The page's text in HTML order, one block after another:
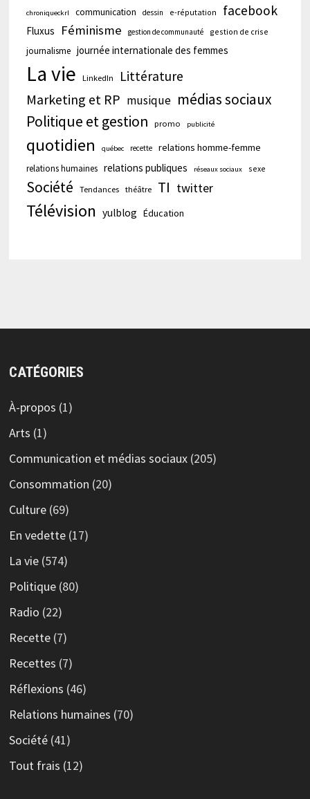
chroniqueckrl communication dessin e-réputation facebook
Fluxus Féminisme gestion de communauté gestion de crise
journalisme journée internationale des femmes
La vie LinkedIn Littérature
Marketing et RP musique médias sociaux
Politique et gestion
promo publicité
quotidien québec recette relations homme-femme
relations humaines relations publiques réseaux sociaux sexe
Société Tendances théâtre TI twitter
Télévision yulblog Éducation
CATÉGORIES
À-propos (1)
Arts (1)
Communication et médias sociaux(205)
Consommation (20)
Culture(69)
En vedette(17)
La vie(574)
Politique(80)
Radio (22)
Recette(7)
Recettes (7)
Réflexions (46)
Relations humaines (70)
Société(41)
Tout frais (12)